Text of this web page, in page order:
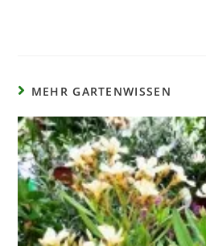
MEHR GARTENWISSEN